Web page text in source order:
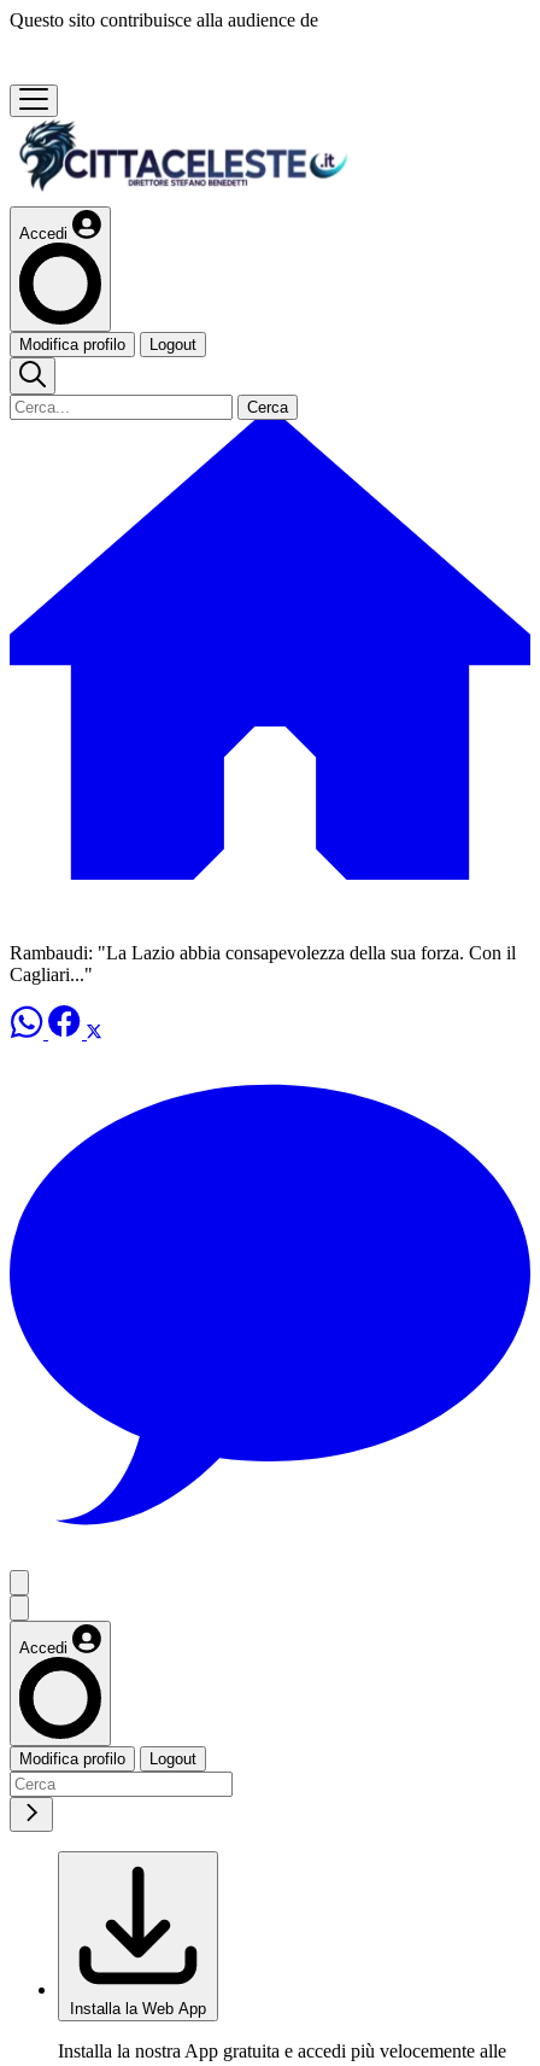
Questo sito contribuisce alla audience de
Accedi
Modifica profilo Logout
Cerca
Rambaudi: "La Lazio abbia consapevolezza della sua forza. Con il
Cagliari..."
Accedi
Modifica profilo Logout
Installa la Web App
Installa la nostra App gratuita e accedi più velocemente alle